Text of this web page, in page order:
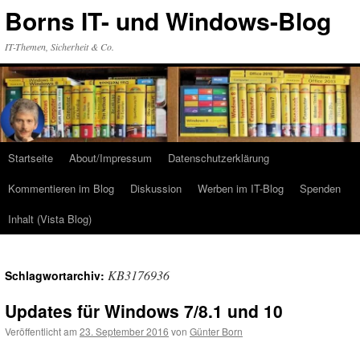
Inhalt
Borns IT- und Windows-Blog
IT-Themen, Sicherheit & Co.
Startseite About/Impressum
Datenschutzerklärung
Kommentieren im Blog
Diskussion Werben im IT-Blog
Spenden
Inhalt (Vista Blog)
Schlagwortarchiv: KB3176936
Updates für Windows 7/8.1 und 10
Veröffentlicht am 23. September 2016 von Günter Born